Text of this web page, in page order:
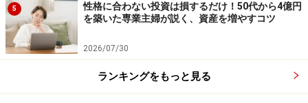
5
性格に合わない投資は損するだけ！50代から4億円
を築いた専業主婦が説く、資産を増やすコツ
2026/07/30
ランキングをもっと見る